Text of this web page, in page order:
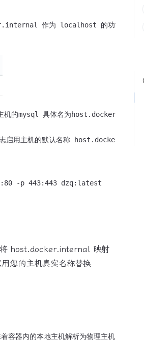
机的mysql 具体名为
host.docker.internal 映射
您的主机真实名称替换
器内的本地主机解析为物理主机，而不是